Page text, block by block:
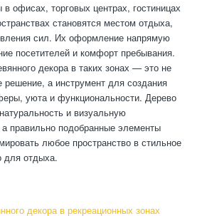
офисах, торговых центрах, гостиницах
становятся местом отдыха,
сил. Их оформление напрямую
посетителей и комфорт пребывания.
декора в таких зонах — это не
решение, а инструмент для создания
уюта и функциональности. Дерево
и визуальную
а правильно подобранные элементы
любое пространство в стильное
для отдыха.
декора в рекреационных зонах